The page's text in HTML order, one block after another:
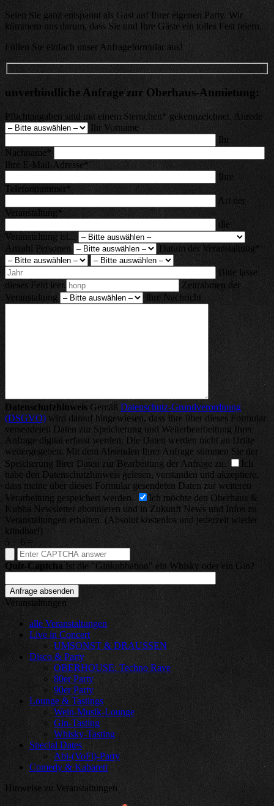
Seien Sie ganz entspannt als Gast auf Ihrer eigenen Party. Wir
kümmern uns darum, dass Sie und Ihre Gäste ein tolles Fest feiern.
Füllen Sie einfach unser Anfrageformular aus!
unverbindliche Anfrage zur Oberhaus-Anmietung:
Pflichtangaben sind mit einem Sternchen* gekennzeichnet. Anrede
Ihr Vorname
Ihr
Nachname*
Ihre E-Mail-Adresse*
Ihre
Telefonnummer*
Art der
Veranstaltung*
die
Veranstaltung ist...
Anzahl Personen
Datum der Veranstaltung*
Bitte lasse
dieses Feld leer.
Zeitrahmen der
Veranstaltung
Ihre Nachricht
Datenschutzhinweis Gemäß Datenschutz-Grundverordnung
(DSGVO) wird darauf hingewiesen, dass Ihre über dieses Formular
versendeten Daten zur Speicherung und Weiterbearbeitung Ihrer
Anfrage digital erfasst werden. Die Daten werden nicht an Dritte
weitergegeben. Mit dem Absenden Ihrer Anfrage stimmen Sie der
Speicherung Ihrer Daten zur Bearbeitung der Anfrage zu.
Ich
habe den Datenschutzhinweis gelesen, verstanden und akzeptiere,
dass meine über dieses Formular gesendeten Daten zur weiteren
Verarbeitung gespeichert werden.
Ich möchte den Oberhaus &
Kubba Newsletter abonnieren und in Zukunft News und Infos zu
Veranstaltungen erhalten. (Absolut kostenlos und jederzeit wieder
kündbar!)
5 + 6 =
Quiz-Captcha Ist die "Ginkubbation" ein Whisky oder ein Gin?
Veranstaltungen
alle Veranstaltungen
Live in Concert
UMSONST & DRAUSSEN
Disco & Party
OBERHOUSE: Techno Rave
80er Party
90er Party
Lounge & Tastings
Wein-Musik-Lounge
Gin-Tasting
Whisky-Tasting
Special Dates
Abi-(VoFi)-Party
Comedy & Kabarett
Hinweise zu Veranstaltungen